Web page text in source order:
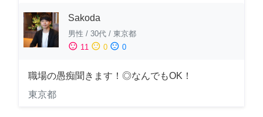
Sakoda
男性 / 30代 / 東京都
sentiment_satisfied 11 sentiment_neutral 0 sentiment_dissatisfied 0
職場の愚痴聞きます！◎なんでもOK！
東京都